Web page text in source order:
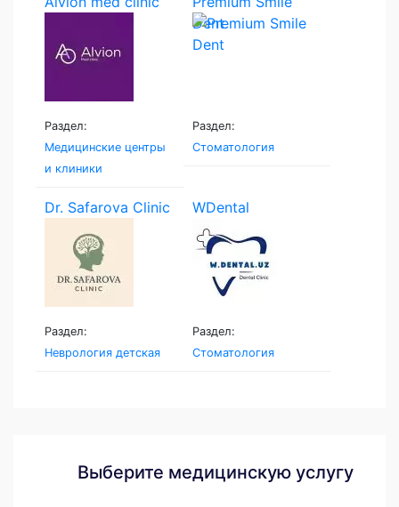
Раздел:
Медицинские центры
и клиники
Dent
Раздел:
Стоматология
Dr. Safarova Clinic
Раздел:
Неврология детская
WDental
Раздел:
Стоматология
Выберите медицинскую услугу